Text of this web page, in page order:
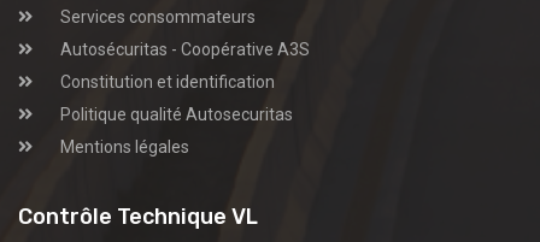
Services consommateurs
Autosécuritas - Coopérative A3S
Constitution et identification
Politique qualité Autosecuritas
Mentions légales
Contrôle Technique VL